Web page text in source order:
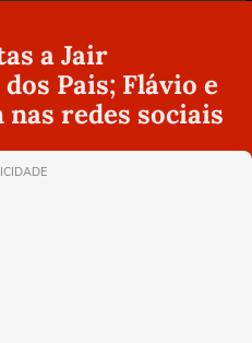
a Jair
Pais; Flávio e
redes sociais